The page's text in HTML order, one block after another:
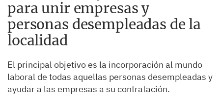
para unir empresas y
personas desempleadas de la
localidad
El principal objetivo es la incorporación al mundo
laboral de todas aquellas personas desempleadas y
ayudar a las empresas a su contratación.